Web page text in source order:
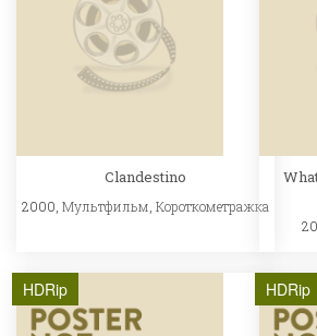
Clandestino
2000, Мультфильм Короткометражка
HDRip HDRip